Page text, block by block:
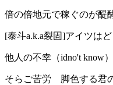
倍の倍地元で稼ぐのが醍
[泰斗a.k.a裂固]アイツは
他人の不幸（idno't know）
そらご苦労 脚色する君